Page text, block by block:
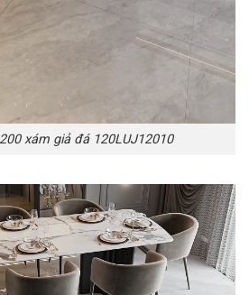
xám giả đá 120LUJ12010